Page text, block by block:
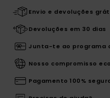
Envio e devoluções
Devoluções em 30 dias
Junta-te ao programa
Nosso compromisso
Pagamento 100%